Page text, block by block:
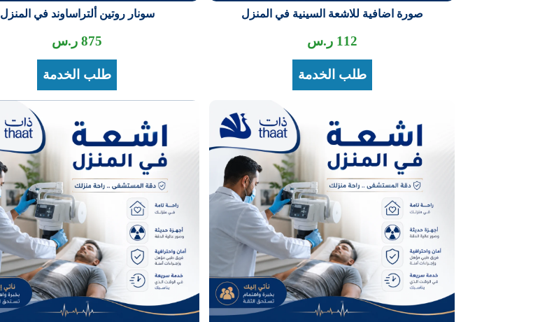
صورة اضافية للاشعة السينية في المنزل
112 ر.س
طلب الخدمة
سونار روتين ألتراساوند في المنزل
875 ر.س
طلب الخدمة